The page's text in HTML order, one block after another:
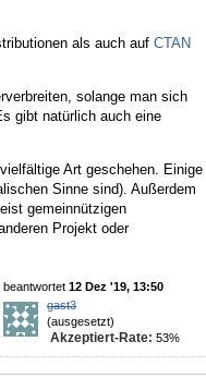
als auch auf CTAN
solange man sich
gibt natürlich auch eine
Art geschehen. Einige
Sinne sind). Außerdem
gemeinnützigen
Projekt oder
beantwortet 12 Dez '19, 13:50
gast3
(ausgesetzt)
Akzeptiert-Rate: 53%